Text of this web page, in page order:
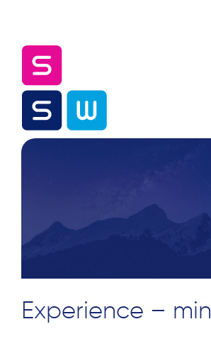
Experience –